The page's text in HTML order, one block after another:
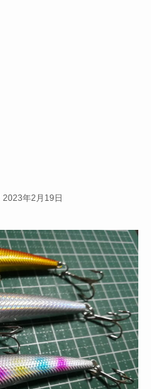
2023年2月19日